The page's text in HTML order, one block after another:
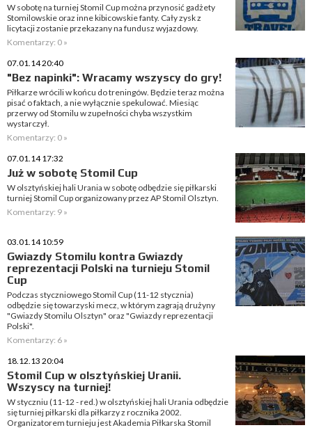
W sobotę na turniej Stomil Cup można przynosić gadżety
Stomilowskie oraz inne kibicowskie fanty. Cały zysk z
licytacji zostanie przekazany na fundusz wyjazdowy.
Komentarzy: 0 »
07.01.14 20:40
"Bez napinki": Wracamy wszyscy do gry!
Piłkarze wrócili w końcu do treningów. Będzie teraz można
pisać o faktach, a nie wyłącznie spekulować. Miesiąc
przerwy od Stomilu w zupełności chyba wszystkim
wystarczył.
Komentarzy: 0 »
07.01.14 17:32
Już w sobotę Stomil Cup
W olsztyńskiej hali Urania w sobotę odbędzie się piłkarski
turniej Stomil Cup organizowany przez AP Stomil Olsztyn.
Komentarzy: 9 »
03.01.14 10:59
Gwiazdy Stomilu kontra Gwiazdy
reprezentacji Polski na turnieju Stomil
Cup
Podczas styczniowego Stomil Cup (11-12 stycznia)
odbędzie się towarzyski mecz, w którym zagrają drużyny
"Gwiazdy Stomilu Olsztyn" oraz "Gwiazdy reprezentacji
Polski".
Komentarzy: 6 »
18.12.13 20:04
Stomil Cup w olsztyńskiej Uranii.
Wszyscy na turniej!
W styczniu (11-12 - red.) w olsztyńskiej hali Urania odbędzie
się turniej piłkarski dla piłkarzy z rocznika 2002.
Organizatorem turnieju jest Akademia Piłkarska Stomil